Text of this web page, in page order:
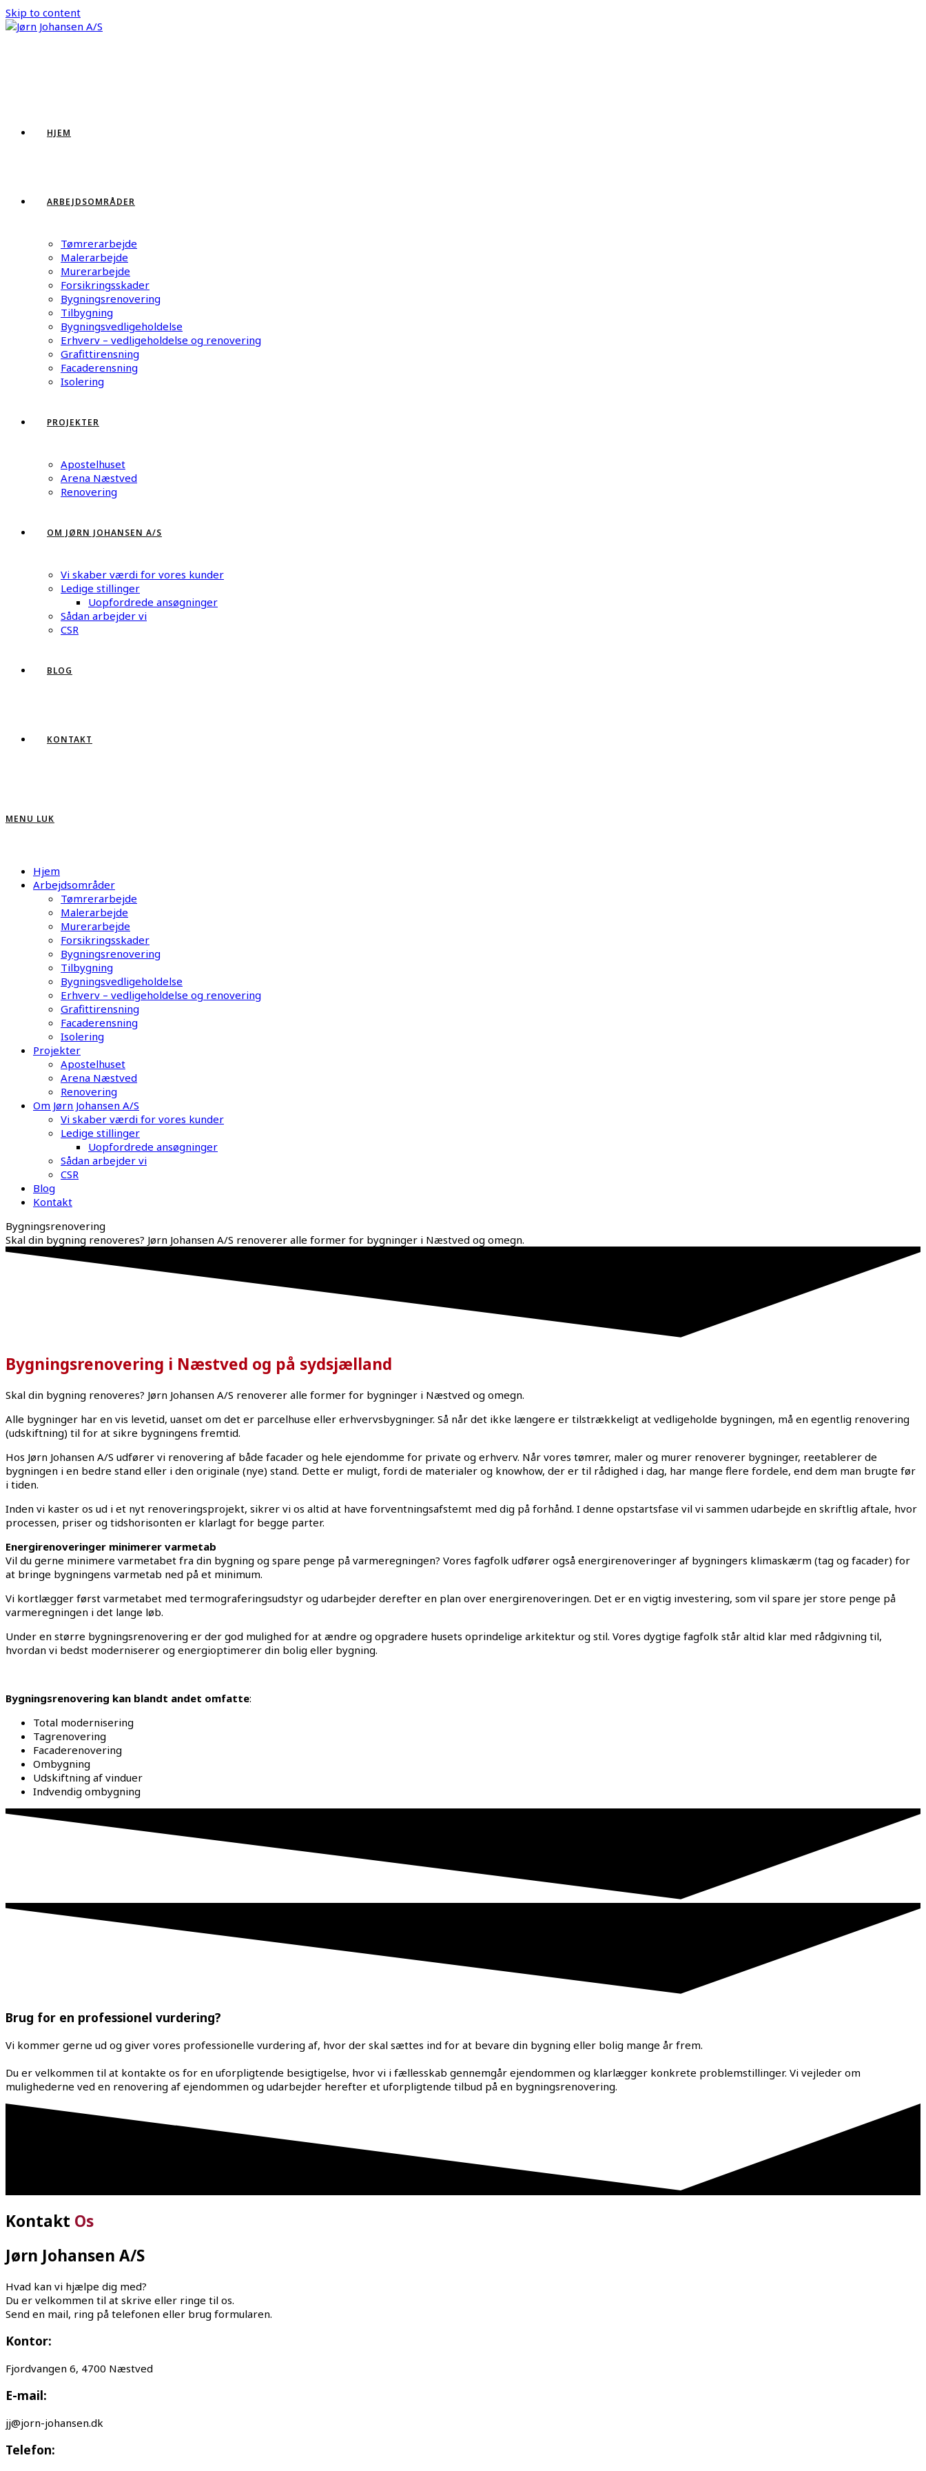
Skip to content
HJEM
ARBEJDSOMRÅDER
Tømrerarbejde
Malerarbejde
Murerarbejde
Forsikringsskader
Bygningsrenovering
Tilbygning
Bygningsvedligeholdelse
Erhverv – vedligeholdelse og renovering
Grafittirensning
Facaderensning
Isolering
PROJEKTER
Apostelhuset
Arena Næstved
Renovering
OM JØRN JOHANSEN A/S
Vi skaber værdi for vores kunder
Ledige stillinger
Uopfordrede ansøgninger
Sådan arbejder vi
CSR
BLOG
KONTAKT
MENU LUK
Hjem
Arbejdsområder
Tømrerarbejde
Malerarbejde
Murerarbejde
Forsikringsskader
Bygningsrenovering
Tilbygning
Bygningsvedligeholdelse
Erhverv – vedligeholdelse og renovering
Grafittirensning
Facaderensning
Isolering
Projekter
Apostelhuset
Arena Næstved
Renovering
Om Jørn Johansen A/S
Vi skaber værdi for vores kunder
Ledige stillinger
Uopfordrede ansøgninger
Sådan arbejder vi
CSR
Blog
Kontakt
Bygningsrenovering
Skal din bygning renoveres? Jørn Johansen A/S renoverer alle former for bygninger i Næstved og omegn.
Bygningsrenovering i Næstved og på sydsjælland
Skal din bygning renoveres? Jørn Johansen A/S renoverer alle former for bygninger i Næstved og omegn.
Alle bygninger har en vis levetid, uanset om det er parcelhuse eller erhvervsbygninger. Så når det ikke længere er tilstrækkeligt at vedligeholde bygningen, må en egentlig renovering
(udskiftning) til for at sikre bygningens fremtid.
Hos Jørn Johansen A/S udfører vi renovering af både facader og hele ejendomme for private og erhverv. Når vores tømrer, maler og murer renoverer bygninger, reetablerer de
bygningen i en bedre stand eller i den originale (nye) stand. Dette er muligt, fordi de materialer og knowhow, der er til rådighed i dag, har mange flere fordele, end dem man brugte før
i tiden.
Inden vi kaster os ud i et nyt renoveringsprojekt, sikrer vi os altid at have forventningsafstemt med dig på forhånd. I denne opstartsfase vil vi sammen udarbejde en skriftlig aftale, hvor
processen, priser og tidshorisonten er klarlagt for begge parter.
Energirenoveringer minimerer varmetab
Vil du gerne minimere varmetabet fra din bygning og spare penge på varmeregningen? Vores fagfolk udfører også energirenoveringer af bygningers klimaskærm (tag og facader) for
at bringe bygningens varmetab ned på et minimum.
Vi kortlægger først varmetabet med termograferingsudstyr og udarbejder derefter en plan over energirenoveringen. Det er en vigtig investering, som vil spare jer store penge på
varmeregningen i det lange løb.
Under en større bygningsrenovering er der god mulighed for at ændre og opgradere husets oprindelige arkitektur og stil. Vores dygtige fagfolk står altid klar med rådgivning til,
hvordan vi bedst moderniserer og energioptimerer din bolig eller bygning.
Bygningsrenovering kan blandt andet omfatte:
Total modernisering
Tagrenovering
Facaderenovering
Ombygning
Udskiftning af vinduer
Indvendig ombygning
Brug for en professionel vurdering?
Vi kommer gerne ud og giver vores professionelle vurdering af, hvor der skal sættes ind for at bevare din bygning eller bolig mange år frem.
Du er velkommen til at kontakte os for en uforpligtende besigtigelse, hvor vi i fællesskab gennemgår ejendommen og klarlægger konkrete problemstillinger. Vi vejleder om
mulighederne ved en renovering af ejendommen og udarbejder herefter et uforpligtende tilbud på en bygningsrenovering.
Kontakt Os
Jørn Johansen A/S
Hvad kan vi hjælpe dig med?
Du er velkommen til at skrive eller ringe til os.
Send en mail, ring på telefonen eller brug formularen.
Kontor:
Fjordvangen 6, 4700 Næstved
E-mail:
jj@jorn-johansen.dk
Telefon: